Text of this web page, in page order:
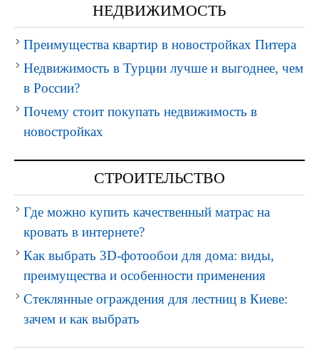
НЕДВИЖИМОСТЬ
Преимущества квартир в новостройках Питера
Недвижимость в Турции лучше и выгоднее, чем
в России?
Почему стоит покупать недвижимость в
новостройках
СТРОИТЕЛЬСТВО
Где можно купить качественный матрас на
кровать в интернете?
Как выбрать 3D-фотообои для дома: виды,
преимущества и особенности применения
Стеклянные ограждения для лестниц в Киеве:
зачем и как выбрать